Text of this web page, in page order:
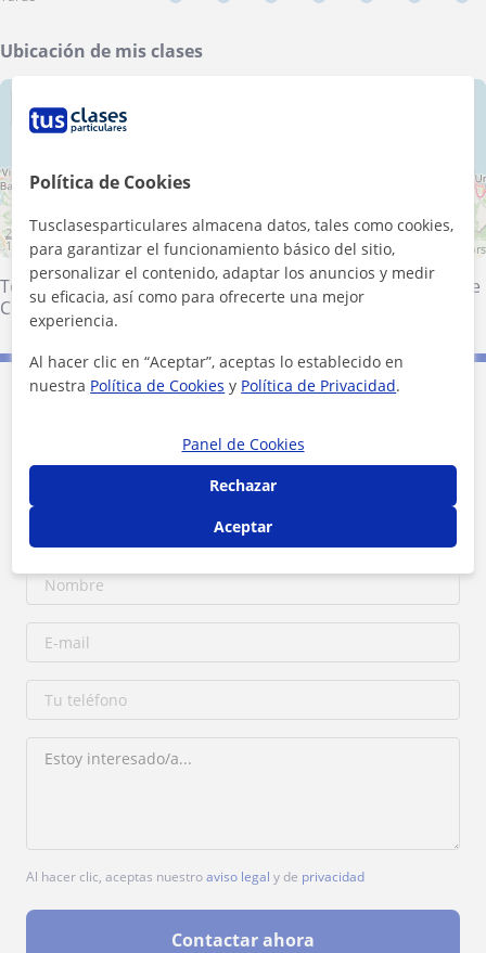
Ubicación de mis clases
+ −
20 km
10 mi
Leaflet| ©OpenStreetMap contributors
Torrelavega·Santander·Santa Cruz de Bezana ·Marina de
Cudeyo·El Astillero
Contacta con Álvaro
Tarifa 20€/h
Al hacer clic, aceptas nuestroaviso legal y de privacidad
Contactar ahora
Política de Cookies
Tusclasesparticulares almacena datos, tales como cookies,
para garantizar el funcionamiento básico del sitio,
personalizar el contenido, adaptar los anuncios y medir
su eficacia, así como para ofrecerte una mejor
experiencia.
Al hacer clic en “Aceptar”, aceptas lo establecido en
nuestra Política de Cookies y Política de Privacidad.
Panel de Cookies
Rechazar
Aceptar